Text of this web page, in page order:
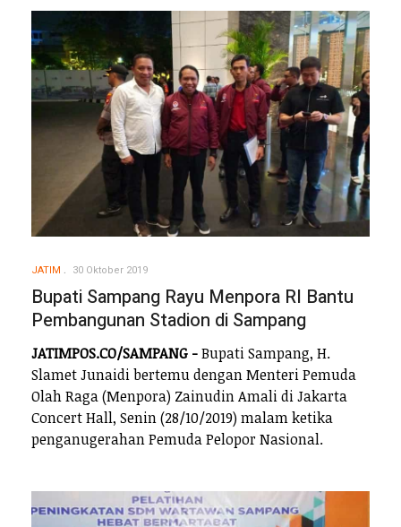
JATIM 30 Oktober 2019
Bupati Sampang Rayu Menpora RI Bantu
Pembangunan Stadion di Sampang
JATIMPOS.CO/SAMPANG -Bupati Sampang, H.
Slamet Junaidi bertemu dengan Menteri Pemuda
Olah Raga (Menpora) Zainudin Amali di Jakarta
Concert Hall, Senin (28/10/2019) malam ketika
penganugerahan Pemuda Pelopor Nasional.